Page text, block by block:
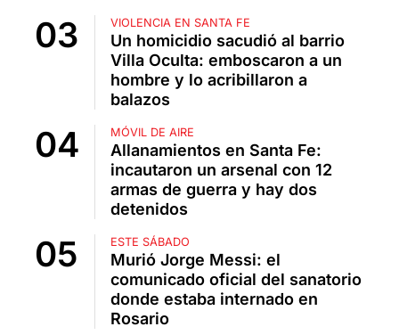
VIOLENCIA EN SANTA FE
Un homicidio sacudió al barrio
Villa Oculta: emboscaron a un
hombre y lo acribillaron a
balazos
MÓVIL DE AIRE
Allanamientos en Santa Fe:
incautaron un arsenal con 12
armas de guerra y hay dos
detenidos
ESTE SÁBADO
Murió Jorge Messi: el
comunicado oficial del sanatorio
donde estaba internado en
Rosario